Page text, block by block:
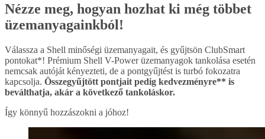
Nézze meg, hogyan hozhat ki még többet
üzemanyagainkból!
Válassza a Shell minőségi üzemanyagait, és gyűjtsön ClubSmart
pontokat*! Prémium Shell V-Power üzemanyagok tankolása esetén
nemcsak autóját kényezteti, de a pontgyűjtést is turbó fokozatra
kapcsolja. Összegyűjtött pontjait pedig kedvezményre** is
beválthatja, akár a következő tankoláskor.
Így könnyű hozzászokni a jóhoz!